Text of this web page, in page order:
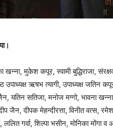
मुकेश कपूर, स्वामी बुद्धिराजा,
ऋषभ त्यागी, उपाध्यक्ष जतिन
यतिन सतिजा, मनोज मग्गो, भावना
जैन, दीपक मेहन्दीरत्ता, विनीत वत्स,
गर्वा, शिल्पा भसीन, मोनिका मोंगा व